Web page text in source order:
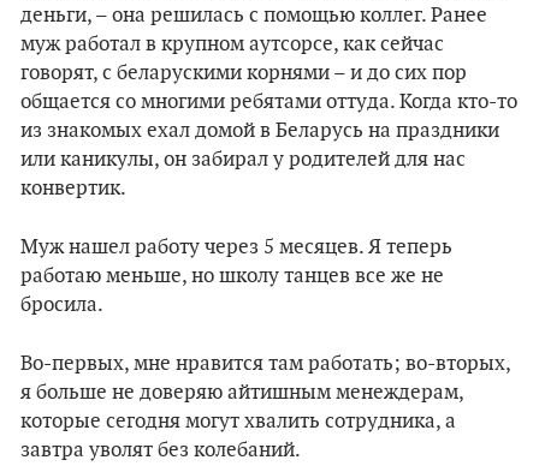
деньги, – она решилась с помощью коллег. Ранее
муж работал в крупном аутсорсе, как сейчас
говорят, с беларускими корнями – и до сих пор
общается со многими ребятами оттуда. Когда кто-то
из знакомых ехал домой в Беларусь на праздники
или каникулы, он забирал у родителей для нас
конвертик.
Муж нашел работу через 5 месяцев. Я теперь
работаю меньше, но школу танцев все же не
бросила.
Во-первых, мне нравится там работать; во-вторых,
я больше не доверяю айтишным менеждерам,
которые сегодня могут хвалить сотрудника, а
завтра уволят без колебаний.